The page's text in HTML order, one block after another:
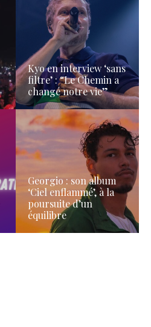
Kyo en interview ‘sans
filtre’ : “Le Chemin a
changé notre vie”
Georgio : son album
‘Ciel enflammé’, à la
poursuite d’un
équilibre